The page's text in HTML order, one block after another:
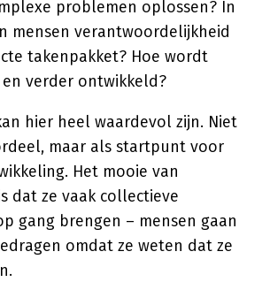
problemen oplossen? In
mensen verantwoordelijkheid
takenpakket? Hoe wordt
verder ontwikkeld?
hier heel waardevol zijn. Niet
maar als startpunt voor
Het mooie van
dat ze vaak collectieve
gang brengen – mensen gaan
omdat ze weten dat ze